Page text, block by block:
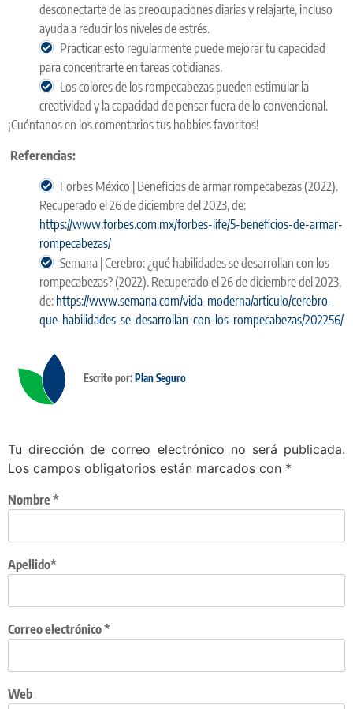
desconectarte de las preocupaciones diarias y relajarte, incluso
ayuda a reducir los niveles de estrés.
Practicar esto regularmente puede mejorar tu capacidad
para concentrarte en tareas cotidianas.
Los colores de los rompecabezas pueden estimular la
creatividad y la capacidad de pensar fuera de lo convencional.
¡Cuéntanos en los comentarios tus hobbies favoritos!
Referencias:
Forbes México | Beneficios de armar rompecabezas (2022).
Recuperado el 26 de diciembre del 2023, de:
https://www.forbes.com.mx/forbes-life/5-beneficios-de-armar-
rompecabezas/
Semana | Cerebro: ¿qué habilidades se desarrollan con los
rompecabezas? (2022). Recuperado el 26 de diciembre del 2023,
de: https://www.semana.com/vida-moderna/articulo/cerebro-
que-habilidades-se-desarrollan-con-los-rompecabezas/202256/
Escrito por: Plan Seguro
Tu dirección de correo electrónico no será publicada.
Los campos obligatorios están marcados con *
Apellido*
Nombre*
Correo electrónico*
Web